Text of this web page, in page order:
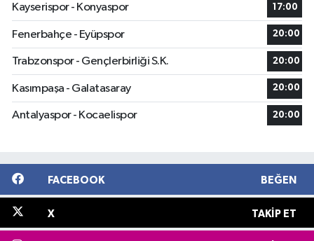
Kayserispor - Konyaspor
17:00
Fenerbahçe - Eyüpspor 20:00
Trabzonspor - Gençlerbirliği S.K. 20:00
Kasımpaşa - Galatasaray 20:00
Antalyaspor - Kocaelispor 20:00
FACEBOOK BEĞEN
X TAKIP ET